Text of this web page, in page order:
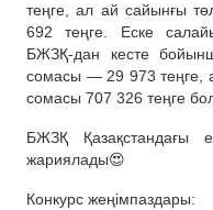
теңге, ал ай сайынғы
692 теңге. Еске
БЖЗҚ-дан кесте
сомасы — 29 973 теңге,
сомасы 707 326 теңге
БЖЗҚ Қазақстандағы
жариялады😍
Конкурс жеңімпаздары: